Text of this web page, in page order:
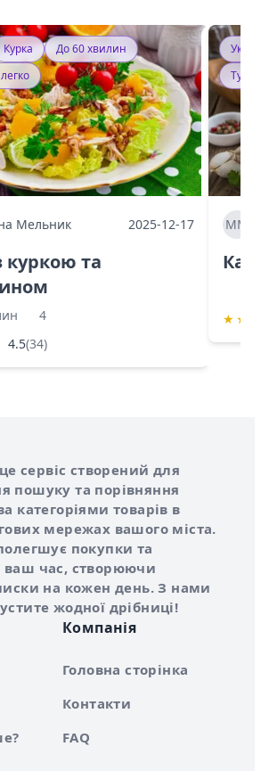
Курка
До 60 хвилин
Мельник 2025-12-17
куркою та
4
4.5(34)
ММ
★ ★
сервіс створений для
пошуку та порівняння
категоріями товарів в
мережах вашого міста.
покупки та
ваш час, створюючи
на кожен день. З нами
жодної дрібниці!
Компанія
Головна сторінка
Контакти
FAQ